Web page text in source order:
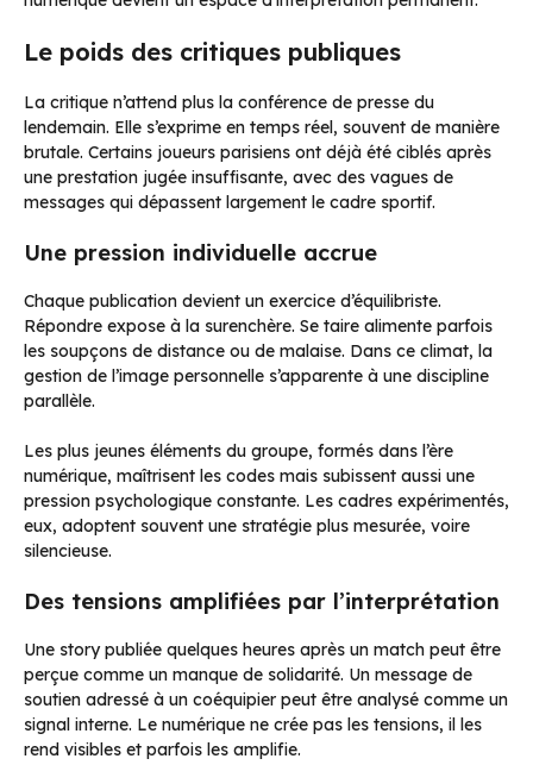
Le poids des critiques publiques
La critique n’attend plus la conférence de presse du
lendemain. Elle s’exprime en temps réel, souvent de manière
brutale. Certains joueurs parisiens ont déjà été ciblés après
une prestation jugée insuffisante, avec des vagues de
messages qui dépassent largement le cadre sportif.
Une pression individuelle accrue
Chaque publication devient un exercice d’équilibriste.
Répondre expose à la surenchère. Se taire alimente parfois
les soupçons de distance ou de malaise. Dans ce climat, la
gestion de l’image personnelle s’apparente à une discipline
parallèle.
Les plus jeunes éléments du groupe, formés dans l’ère
numérique, maîtrisent les codes mais subissent aussi une
pression psychologique constante. Les cadres expérimentés,
eux, adoptent souvent une stratégie plus mesurée, voire
silencieuse.
Des tensions amplifiées par l’interprétation
Une story publiée quelques heures après un match peut être
perçue comme un manque de solidarité. Un message de
soutien adressé à un coéquipier peut être analysé comme un
signal interne. Le numérique ne crée pas les tensions, il les
rend visibles et parfois les amplifie.